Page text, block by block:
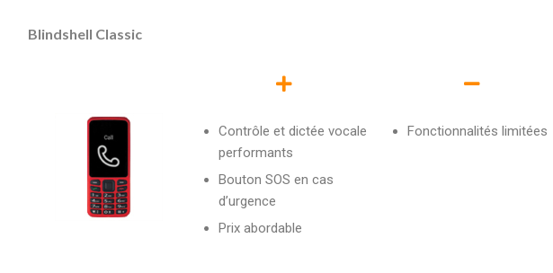
Blindshell Classic
Contrôle et dictée vocale
performants
Bouton SOS en cas
d’urgence
Prix abordable
Fonctionnalités limitées